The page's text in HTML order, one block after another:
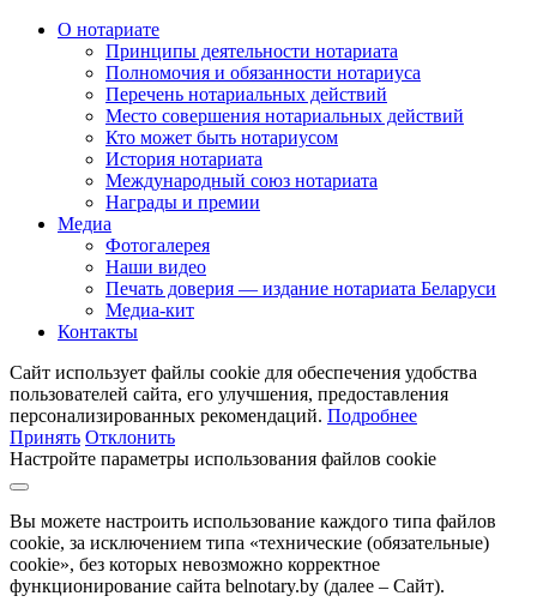
О нотариате
Принципы деятельности нотариата
Полномочия и обязанности нотариуса
Перечень нотариальных действий
Место совершения нотариальных действий
Кто может быть нотариусом
История нотариата
Международный союз нотариата
Награды и премии
Медиа
Фотогалерея
Наши видео
Печать доверия — издание нотариата Беларуси
Медиа-кит
Контакты
Сайт использует файлы cookie для обеспечения удобства
пользователей сайта, его улучшения, предоставления
персонализированных рекомендаций. Подробнее
Принять Отклонить
Настройте параметры использования файлов cookie
Вы можете настроить использование каждого типа файлов
cookie, за исключением типа «технические (обязательные)
cookie», без которых невозможно корректное
функционирование сайта belnotary.by (далее – Сайт).